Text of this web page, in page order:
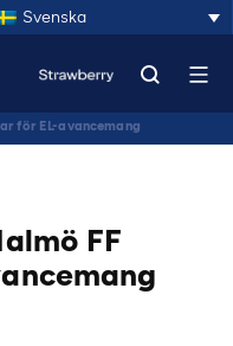
Svenska
för EL-avancemang
FF